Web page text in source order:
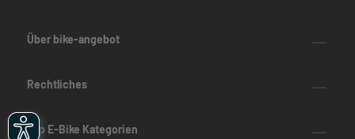
Über bike-angebot
Rechtliches
Top E-Bike Kategorien